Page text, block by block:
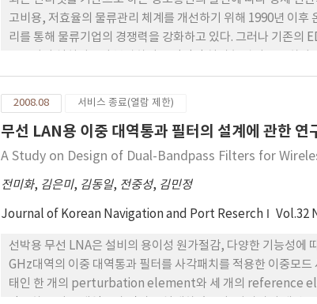
고비용, 저효율의 물류관리 체계를 개선하기 위해 1990년 이
리를 통해 물류기업의 경쟁력을 강화하고 있다. 그러나 기존의
하기 위해 개방형 네트워크 환경에서 운영되는 웹기반의 EDI
EDI의 송신자가 특정 수신자에게 일방적으로 정보를 전달하는
료를 능동적으로 추출할 수 있는 풀(pull)방식의 새로운 모델을
2008.08 서비스 종료(열람 제한)
무선 LAN용 이중 대역통과 필터의 설계에 관한 연
A Study on Design of Dual-Bandpass Filters for
전미화, 김은미, 김동일, 전중성, 김민정
Journal of Korean Navigation and Port Reserch Vol.32
선박용 무선 LNA은 설비의 용이성 원가절감, 다양한 기능성에
GHz대역의 이중 대역통과 필터를 사각패치를 적용한 이중모
태인 한 개의 perturbation element와 세 개의 reference